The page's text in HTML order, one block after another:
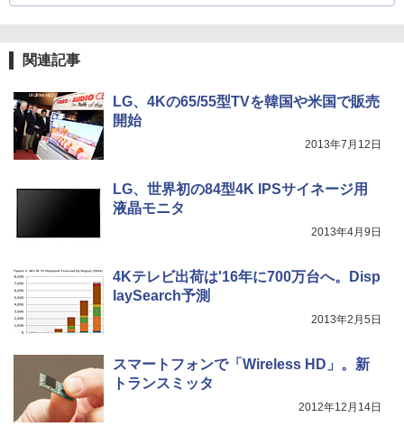
関連記事
LG、4Kの65/55型TVを韓国や米国で販売
開始
2013年7月12日
LG、世界初の84型4K IPSサイネージ用
液晶モニタ
2013年4月9日
4Kテレビ出荷は'16年に700万台へ。Disp
laySearch予測
2013年2月5日
スマートフォンで「Wireless HD」。新
トランスミッタ
2012年12月14日